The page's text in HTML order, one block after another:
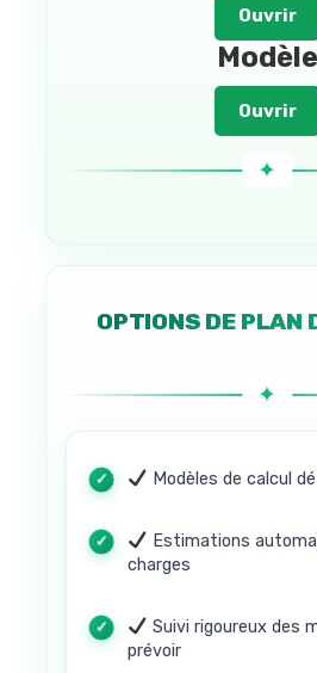
Ouvrir
Modèle
Ouvrir
OPTIONS DE PLAN
Modèles de calcul
Estimations
charges
Suivi rigoureux des
prévoir